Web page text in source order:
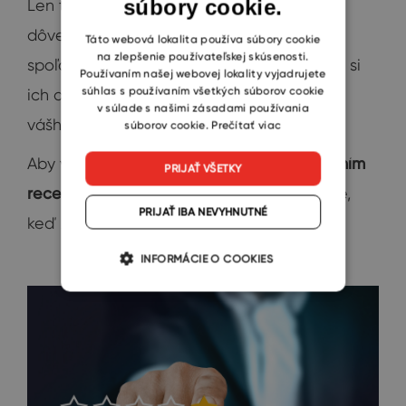
Len tak ho ubezpečíte o tom, že vám môže
dôverovať. V takých situáciách sa môžete
spoľahnúť na tietopredajné scenáre. Vždy si
ich ale upravte podľa špecifických potrieb
vášho klienta.
Aby vám klient viac dôveroval, z
dieľajte s ním
recenzie vašich užívateľov. Najúčinnejšie je,
keď započuje mená značiek, ktorá pozná.
SLOVAK
súbory cookie.
Táto webová lokalita používa súbory cookie
na zlepšenie používateľskej skúsenosti.
Používaním našej webovej lokality vyjadrujete
súhlas s používaním všetkých súborov cookie
v súlade s našimi zásadami používania
súborov cookie. Prečítať viac
PRIJAŤ VŠETKY
PRIJAŤ IBA NEVYHNUTNÉ
INFORMÁCIE O COOKIES